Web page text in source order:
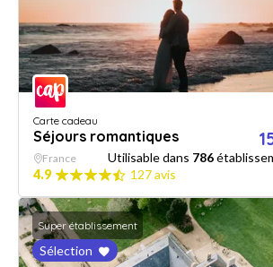
Carte cadeau
Séjours romantiques
France Utilisable dans 786
4.9
127 avis
Super établissement
Sélection